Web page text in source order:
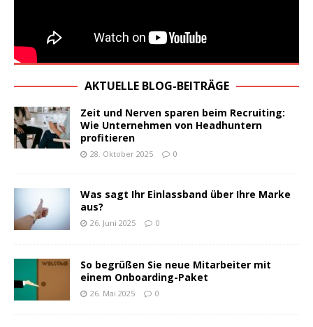
AKTUELLE BLOG-BEITRÄGE
Zeit und Nerven sparen beim Recruiting:
Wie Unternehmen von Headhuntern
profitieren
28. Oktober 2025 0
Was sagt Ihr Einlassband über Ihre Marke
aus?
26. Juni 2025 0
So begrüßen Sie neue Mitarbeiter mit
einem Onboarding-Paket
26. Mai 2025 0